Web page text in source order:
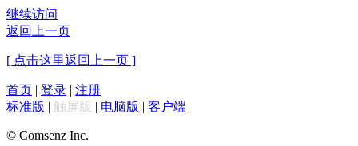
继续访问
返回上一页
[ 点击这里返回上一页 ]
首页 | 登录 | 注册
标准版 | 触屏版 | 电脑版 | 客户端
© Comsenz Inc.